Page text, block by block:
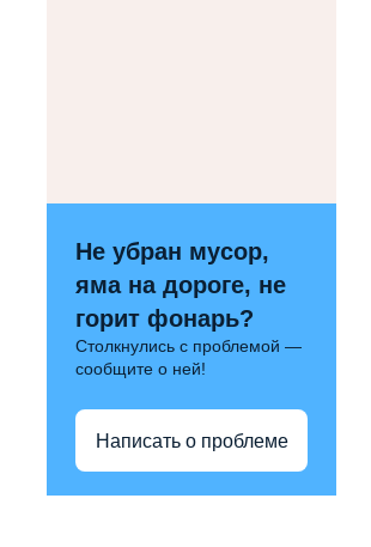
Не убран мусор,
яма на дороге, не
горит фонарь?
Столкнулись с проблемой —
сообщите о ней!
Написать о проблеме